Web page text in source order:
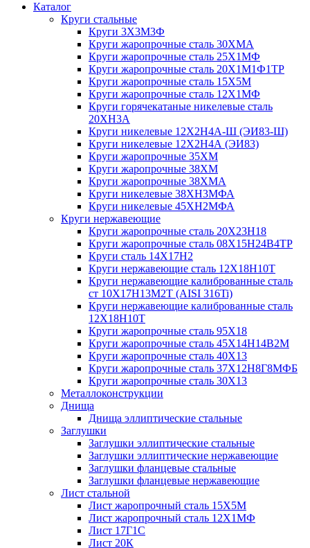
Каталог
Круги стальные
Круги 3Х3М3Ф
Круги жаропрочные сталь 30ХМА
Круги жаропрочные сталь 25Х1МФ
Круги жаропрочные сталь 20Х1М1Ф1ТР
Круги жаропрочные сталь 15Х5М
Круги жаропрочные сталь 12Х1МФ
Круги горячекатаные никелевые сталь
20ХН3А
Круги никелевые 12Х2Н4А-Ш (ЭИ83-Ш)
Круги никелевые 12Х2Н4А (ЭИ83)
Круги жаропрочные 35ХМ
Круги жаропрочные 38ХМ
Круги жаропрочные 38ХМА
Круги никелевые 38XH3MФА
Круги никелевые 45ХН2МФА
Круги нержавеющие
Круги жаропрочные сталь 20Х23Н18
Круги жаропрочные сталь 08Х15Н24В4ТР
Круги сталь 14Х17Н2
Круги нержавеющие сталь 12Х18Н10Т
Круги нержавеющие калиброванные сталь
ст 10Х17Н13М2Т (AISI 316Ti)
Круги нержавеющие калиброванные сталь
12Х18Н10Т
Круги жаропрочные сталь 95Х18
Круги жаропрочные сталь 45Х14Н14В2М
Круги жаропрочные сталь 40Х13
Круги жаропрочные сталь 37Х12Н8Г8МФБ
Круги жаропрочные сталь 30Х13
Металлоконструкции
Днища
Днища эллиптические стальные
Заглушки
Заглушки эллиптические стальные
Заглушки эллиптические нержавеющие
Заглушки фланцевые стальные
Заглушки фланцевые нержавеющие
Лист стальной
Лист жаропрочный сталь 15Х5М
Лист жаропрочный сталь 12Х1МФ
Лист 17Г1С
Лист 20К